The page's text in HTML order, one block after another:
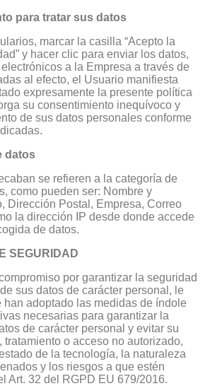
para tratar sus datos
marcar la casilla “Acepto la
y hacer clic para enviar los datos,
a la Empresa a través de
al efecto, el Usuario manifiesta
expresamente la presente política
su consentimiento inequívoco y
de sus datos personales conforme
datos
se refieren a la categoría de
como pueden ser: Nombre y
Dirección Postal, Empresa, Correo
la dirección IP desde donde accede
de datos.
SEGURIDAD
por garantizar la seguridad
sus datos de carácter personal, le
han adoptado las medidas de índole
necesarias para garantizar la
de carácter personal y evitar su
tratamiento o acceso no autorizado,
de la tecnología, la naturaleza
y los riesgos a que estén
Art. 32 del RGPD EU 679/2016.